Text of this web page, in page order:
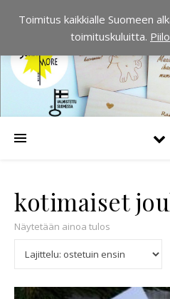
kotimaiset
Näytetään ainoa tulos
Toimitus kaikkialle Suomeen
toimituskuluitta.